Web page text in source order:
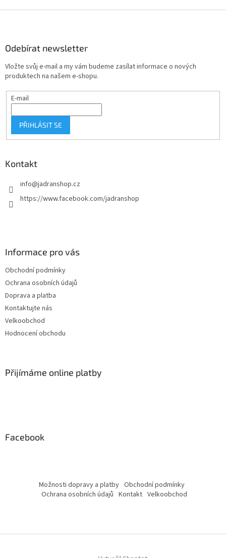
l
p
v
p
Odebírat newsletter
Vložte svůj e-mail a my vám budeme zasílat informace o nových
produktech na našem e-shopu.
E-mail
PŘIHLÁSIT SE
Kontakt
info@jadranshop.cz
https://www.facebook.com/jadranshop
Informace pro vás
Obchodní podmínky
Ochrana osobních údajů
Doprava a platba
Kontaktujte nás
Velkoobchod
Hodnocení obchodu
Přijímáme online platby
Facebook
Možnosti dopravy a platby Obchodní podmínky
Ochrana osobních údajů Kontakt Velkoobchod